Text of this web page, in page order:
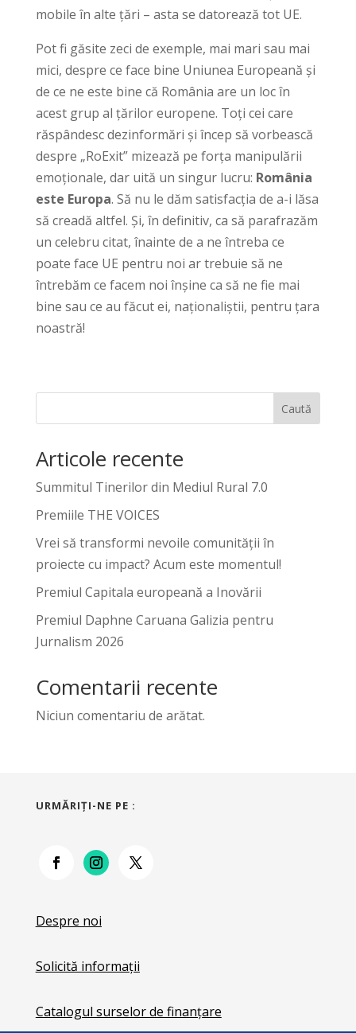
mobile în alte țări – asta se datorează tot UE.
Pot fi găsite zeci de exemple, mai mari sau mai
mici, despre ce face bine Uniunea Europeană și
de ce ne este bine că România are un loc în
acest grup al țărilor europene. Toți cei care
răspândesc dezinformări și încep să vorbească
despre „RoExit” mizează pe forța manipulării
emoționale, dar uită un singur lucru: România
este Europa. Să nu le dăm satisfacția de a-i lăsa
să creadă altfel. Și, în definitiv, ca să parafrazăm
un celebru citat, înainte de a ne întreba ce
poate face UE pentru noi ar trebuie să ne
întrebăm ce facem noi înșine ca să ne fie mai
bine sau ce au făcut ei, naționaliștii, pentru țara
noastră!
Caută
Articole recente
Summitul Tinerilor din Mediul Rural 7.0
Premiile THE VOICES
Vrei să transformi nevoile comunității în
proiecte cu impact? Acum este momentul!
Premiul Capitala europeană a Inovării
Premiul Daphne Caruana Galizia pentru
Jurnalism 2026
Comentarii recente
Niciun comentariu de arătat.
URMĂRIŢI-NE PE :
Despre noi
Solicită informații
Catalogul surselor de finanțare